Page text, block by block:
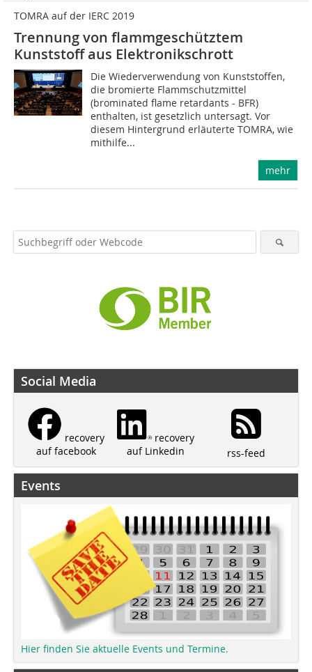
TOMRA auf der IERC 2019
Trennung von flammgeschütztem
Kunststoff aus Elektronikschrott
Die Wiederverwendung von Kunststoffen,
die bromierte Flammschutzmittel
(brominated flame retardants - BFR)
enthalten, ist gesetzlich untersagt. Vor
diesem Hintergrund erläuterte TOMRA, wie
mithilfe...
mehr
Social Media
recovery
auf facebook
recovery
auf Linkedin
rss-feed
Events
Hier finden Sie aktuelle Events und Termine.